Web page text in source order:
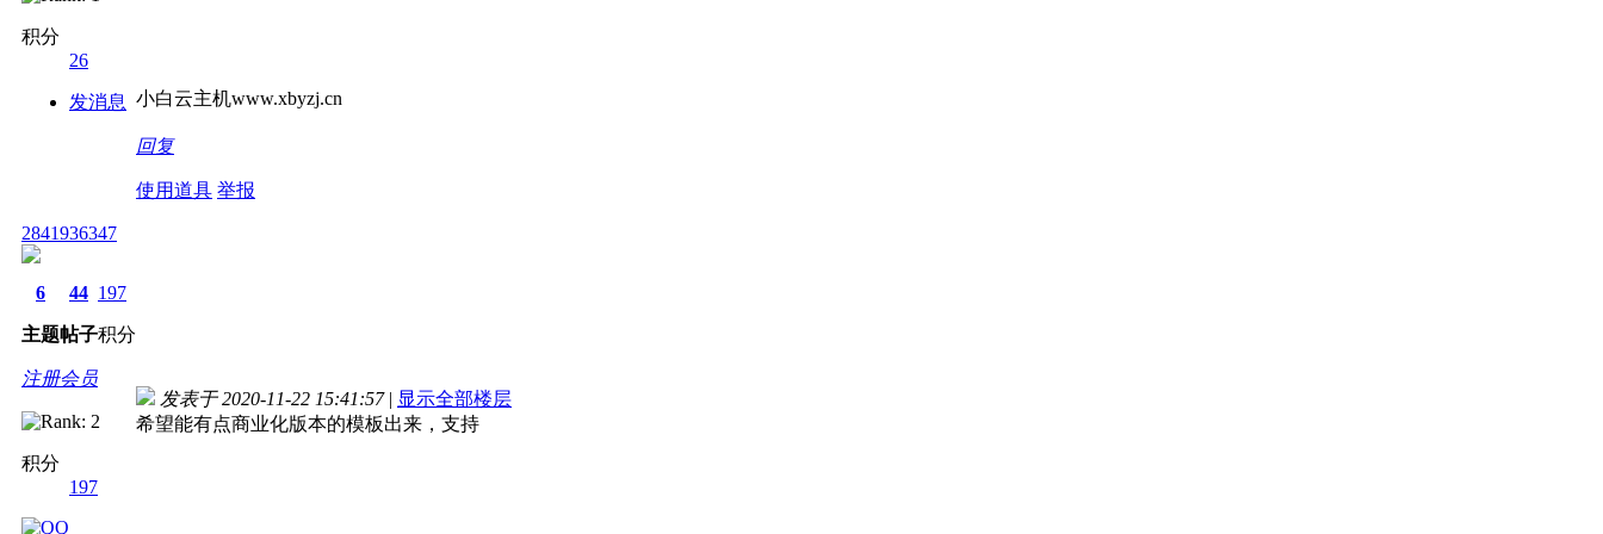
积分
26
发消息 小白云主机www.xbyzj.cn
回复
使用道具 举报
2841936347
6
主题
44
帖子
197
积分
注册会员
积分
197
发表于 2020-11-22 15:41:57 | 显示全部楼层
希望能有点商业化版本的模板出来，支持